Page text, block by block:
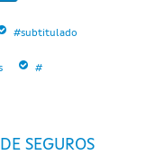
#subtitulado
#
SEGUROS